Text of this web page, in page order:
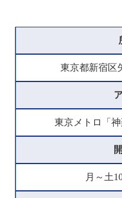
東京都新宿区
東京メトロ「
月～土